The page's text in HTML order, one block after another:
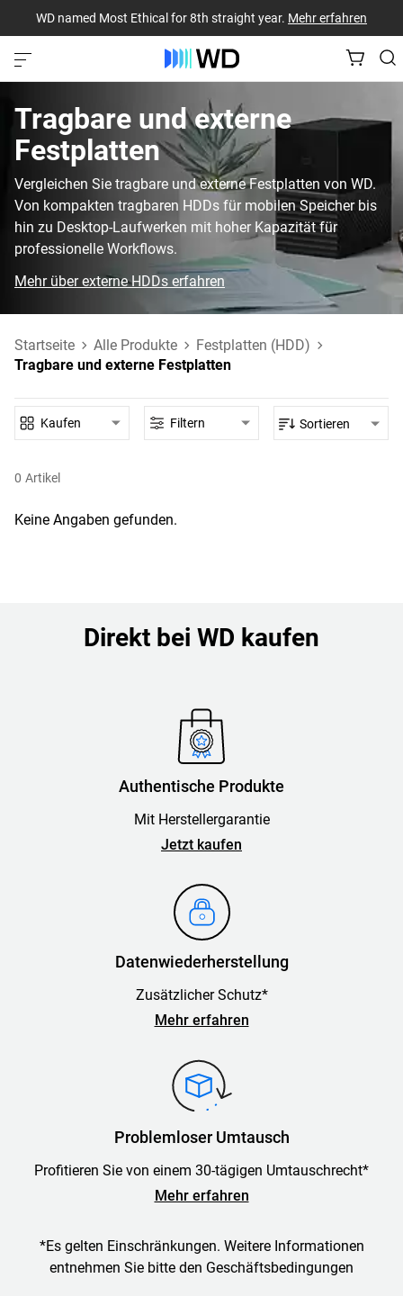
WD named Most Ethical for 8th straight year. Mehr erfahren
Tragbare und externe
Festplatten
Vergleichen Sie tragbare und externe Festplatten von WD.
Von kompakten tragbaren HDDs für mobilen Speicher bis
hin zu Desktop-Laufwerken mit hoher Kapazität für
professionelle Workflows.
Mehr über externe HDDs erfahren
Startseite Alle Produkte
Festplatten (HDD)
Tragbare und externe Festplatten
0 Artikel
Kaufen Filtern Sortieren
Keine Angaben gefunden.
Direkt bei WD kaufen
Authentische Produkte
Mit Herstellergarantie
Jetzt kaufen
Datenwiederherstellung
Zusätzlicher Schutz*
Mehr erfahren
Problemloser Umtausch
Profitieren Sie von einem 30-tägigen Umtauschrecht*
Mehr erfahren
*Es gelten Einschränkungen. Weitere Informationen
entnehmen Sie bitte den Geschäftsbedingungen